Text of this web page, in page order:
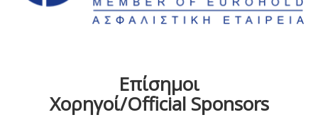
Επίσημοι
Χορηγοί/Official Sponsors